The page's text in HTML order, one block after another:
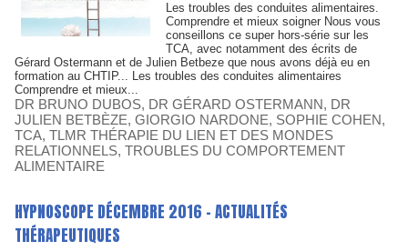
Les troubles des conduites alimentaires.
Comprendre et mieux soigner Nous vous
conseillons ce super hors-série sur les
TCA, avec notamment des écrits de
Gérard Ostermann et de Julien Betbeze que nous avons déjà eu en
formation au CHTIP... Les troubles des conduites alimentaires
Comprendre et mieux...
DR BRUNO DUBOS, DR GÉRARD OSTERMANN, DR
JULIEN BETBÈZE, GIORGIO NARDONE, SOPHIE COHEN,
TCA, TLMR THÉRAPIE DU LIEN ET DES MONDES
RELATIONNELS, TROUBLES DU COMPORTEMENT
ALIMENTAIRE
HYPNOSCOPE DÉCEMBRE 2016 - ACTUALITÉS
THÉRAPEUTIQUES